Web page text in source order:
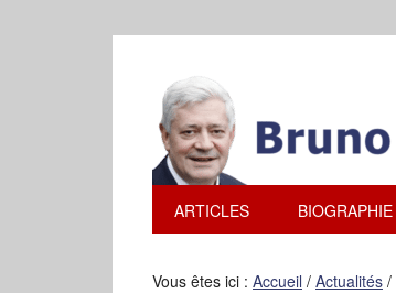
ARTICLES BIOGRAPHIE
Vous êtes ici : Accueil / Actualités /